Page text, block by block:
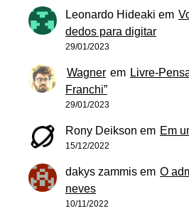
Leonardo Hideaki em
dedos para digitar
29/01/2023
Wagner em Livre-
Franchi”
29/01/2023
Rony Deikson em Em
15/12/2022
dakys zammis em O
neves
10/11/2022